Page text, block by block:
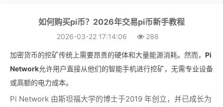
如何购买pi币？2026年交易pi币新手教程
2026-03-22 17:14:06 286
加密货币的挖矿传统上需要昂贵的硬体和大量能源消耗。然而， Pi
Network允许用户直接从他们的智能手机进行挖矿，无需专业设备
或高额的电力成本。
Pi Network 由斯坦福大学的博士于2019 年创立，并已成长为